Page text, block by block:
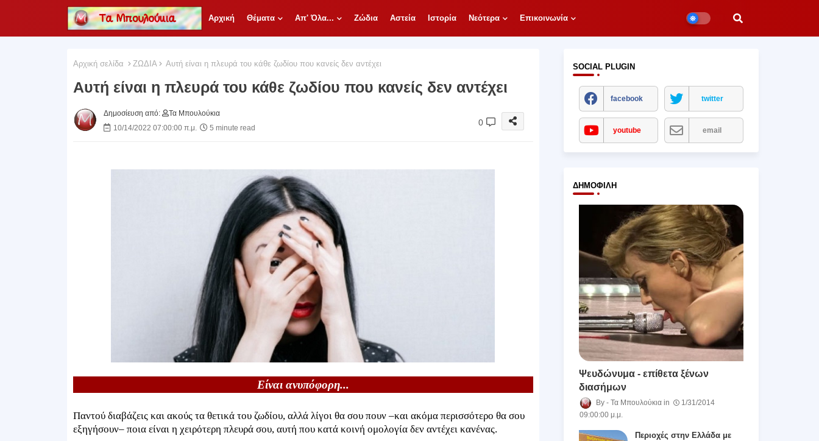
Αρχική Θέματα Απ' Όλα... Ζώδια Αστεία Ιστορία Νεότερα Επικοινωνία
Αρχική σελίδα ΖΩΔΙΑ Αυτή είναι η πλευρά του κάθε ζωδίου που κανείς δεν αντέχει
Αυτή είναι η πλευρά του κάθε ζωδίου που κανείς δεν αντέχει
Δημοσίευση από:
Τα Μπουλούκια
10/14/2022 07:00:00 π.μ.
5 minute read
0
Είναι ανυπόφορη...
Παντού διαβάζεις και ακούς τα θετικά του ζωδίου, αλλά λίγοι θα σου πουν –και ακόμα περισσότερο θα σου
εξηγήσουν– ποια είναι η χειρότερη πλευρά σου, αυτή που κατά κοινή ομολογία δεν αντέχει κανένας.
SOCIAL PLUGIN
facebook twitter
youtube email
ΔΗΜΟΦΙΛΉ
Ψευδώνυμα - επίθετα ξένων
διασήμων
Τα Μπουλούκια
1/31/2014
09:00:00 μ.μ.
Περιοχές στην Ελλάδα με